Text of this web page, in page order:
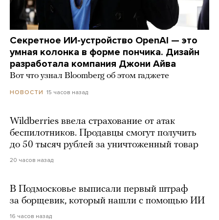
Секретное ИИ-устройство OpenAI — это
умная колонка в форме пончика. Дизайн
разработала компания Джони Айва
Вот что узнал Bloomberg об этом гаджете
НОВОСТИ 15 часов назад
Wildberries ввела страхование от атак
беспилотников. Продавцы смогут получить
до 50 тысяч рублей за уничтоженный товар
20 часов назад
В Подмосковье выписали первый штраф
за борщевик, который нашли с помощью ИИ
16 часов назад